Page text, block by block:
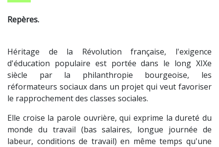
Repères.
Héritage de la Révolution française, l'exigence
d'éducation populaire est portée dans le long XIXe
siècle par la philanthropie bourgeoise, les
réformateurs sociaux dans un projet qui veut favoriser
le rapprochement des classes sociales.
Elle croise la parole ouvrière, qui exprime la dureté du
monde du travail (bas salaires, longue journée de
labeur, conditions de travail) en même temps qu'une